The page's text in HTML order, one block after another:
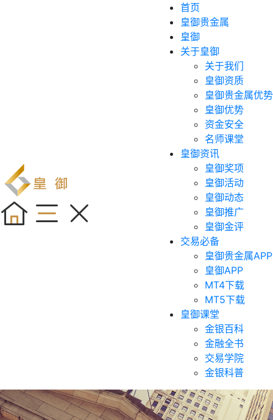
首页
皇御贵金属
皇御
关于皇御
关于我们
皇御资质
皇御贵金属优势
皇御优势
资金安全
名师课堂
皇御资讯
皇御奖项
皇御活动
皇御动态
皇御推广
皇御金评
交易必备
皇御贵金属APP
皇御APP
MT4下载
MT5下载
皇御课堂
金银百科
金融全书
交易学院
金银科普